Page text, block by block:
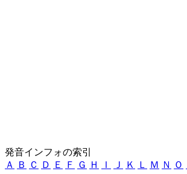
発音インフォの索引
Ａ
Ｂ Ｃ Ｄ Ｅ Ｆ Ｇ Ｈ Ｉ Ｊ Ｋ Ｌ Ｍ Ｎ Ｏ